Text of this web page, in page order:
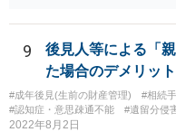
の預金を振り込めば終了など
もらう。 ②相談者様はその
ない部分があれば、説明を
関してお互いに債権債務が
しょう。その記載があれば、
が納得できる内容になれば、
9
後見人等による「
た場合のデメリッ
#成年後見(生前の財産管理) #相続
#認知症・意思疎通不能
#遺留分侵
2022年8月2日